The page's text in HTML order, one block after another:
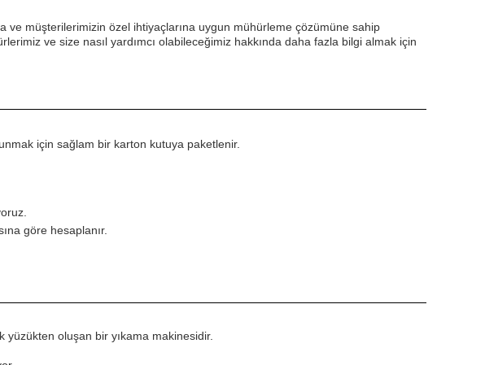
ve müşterilerimizin özel ihtiyaçlarına uygun mühürleme çözümüne sahip
ve size nasıl yardımcı olabileceğimiz hakkında daha fazla bilgi almak için
için sağlam bir karton kutuya paketlenir.
göre hesaplanır.
yüzükten oluşan bir yıkama makinesidir.